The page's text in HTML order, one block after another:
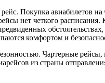
Покупка авиабилетов
нет четкого расписания.
комфортом и
Чартерные
из страны